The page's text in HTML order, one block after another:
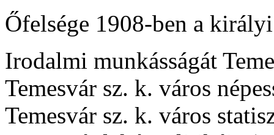
Őfelsége 1908-ben a
Irodalmi munkásságát
Temesvár sz. k. város
Temesvár sz. k. város